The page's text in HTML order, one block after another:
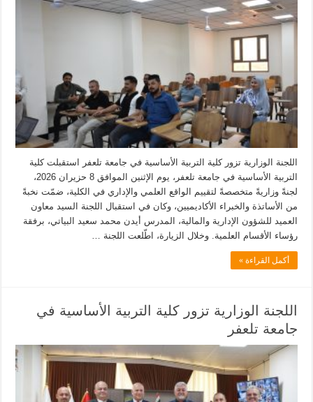
اللجنة الوزارية تزور كلية التربية الأساسية في جامعة تلعفر استقبلت كلية
التربية الأساسية في جامعة تلعفر، يوم الإثنين الموافق 8 حزيران 2026،
لجنةً وزاريةً متخصصةً لتقييم الواقع العلمي والإداري في الكلية، ضمّت نخبةً
من الأساتذة والخبراء الأكاديميين، وكان في استقبال اللجنة السيد معاون
العميد للشؤون الإدارية والمالية، المدرس أيدن محمد سعيد البياتي، برفقة
رؤساء الأقسام العلمية. وخلال الزيارة، اطّلعت اللجنة …
أكمل القراءة »
اللجنة الوزارية تزور كلية التربية الأساسية في
جامعة تلعفر